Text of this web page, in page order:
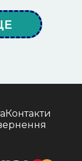
Контакти